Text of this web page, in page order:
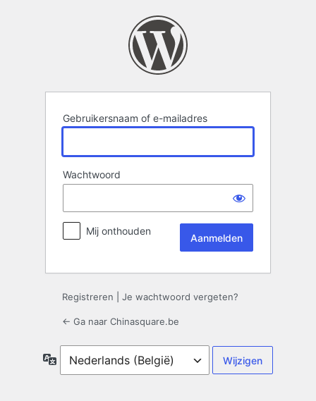
Gebruikersnaam of e-mailadres
Wachtwoord
Mij onthouden
Registreren Je wachtwoord vergeten?
← Ga naar Chinasquare.be
Taal